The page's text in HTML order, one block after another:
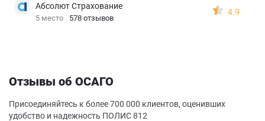
Абсолют Страхование
5 место 578 отзывов
4.9
Отзывы об ОСАГО
Присоединяйтесь к более 700 000 клиентов, оценивших
удобство и надежность ПОЛИС 812